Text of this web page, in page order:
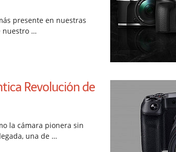
presente en nuestras
nuestro …
Revolución de
la cámara pionera sin
una de …